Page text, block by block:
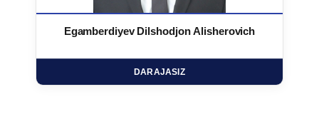
Egamberdiyev Dilshodjon Alisherovich
DARAJASIZ